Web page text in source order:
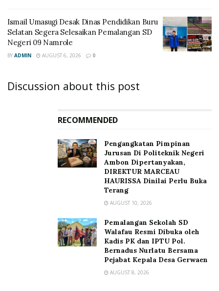
Ismail Umasugi Desak Dinas Pendidikan Buru
Selatan Segera Selesaikan Pemalangan SD
Negeri 09 Namrole
BY ADMIN AUGUST 6, 2026 0
Discussion about this post
RECOMMENDED
Pengangkatan Pimpinan
Jurusan Di Politeknik Negeri
Ambon Dipertanyakan,
DIREKTUR MARCEAU
HAURISSA Dinilai Perlu Buka
Terang
AUGUST 10, 2026
Pemalangan Sekolah SD
Walafau Resmi Dibuka oleh
Kadis PK dan IPTU Pol.
Bernadus Nurlatu Bersama
Pejabat Kepala Desa Gerwaen
AUGUST 8, 2026